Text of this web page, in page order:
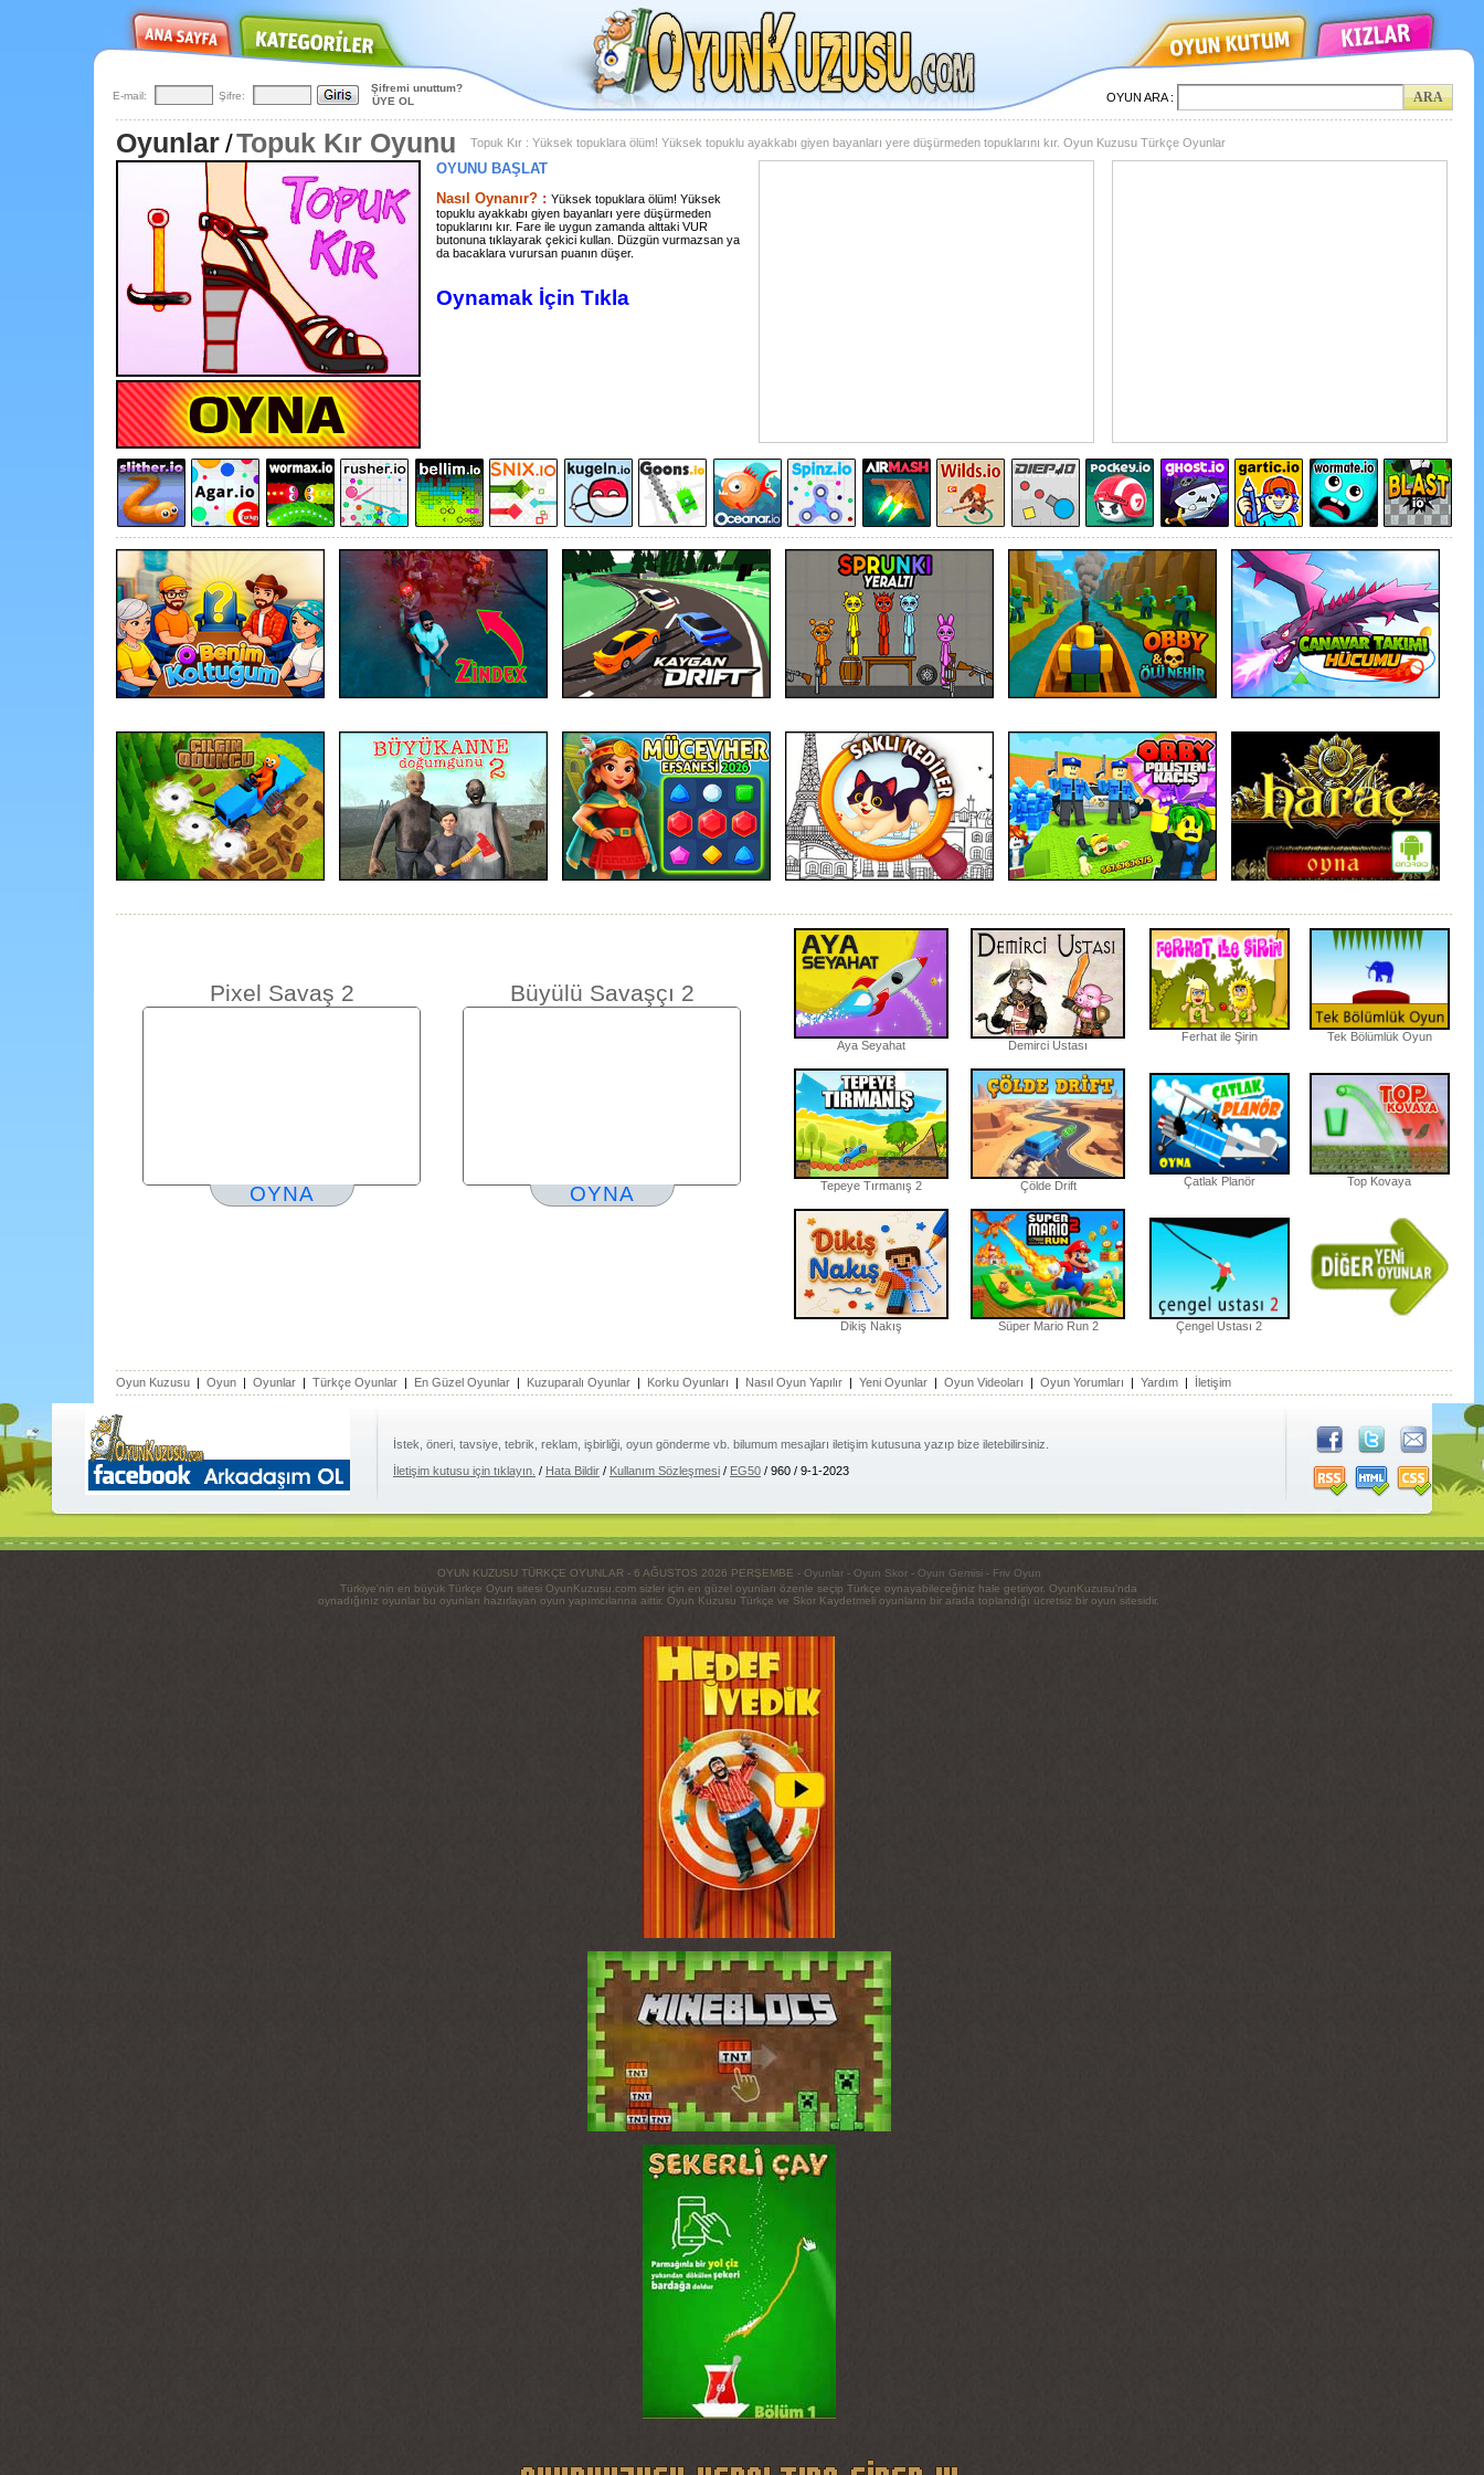
E-mail: Şifre: ÜYE OL
Şifremi unuttum?
OYUN ARA :
Oyunlar/Topuk Kır Oyunu Topuk Kır : Yüksek topuklara ölüm! Yüksek topuklu ayakkabı giyen bayanları yere düşürmeden topuklarını kır. Oyun Kuzusu Türkçe Oyunlar
OYUNU BAŞLAT
Nasıl Oynanır? : Yüksek topuklara ölüm! Yüksek
topuklu ayakkabı giyen bayanları yere düşürmeden
topuklarını kır. Fare ile uygun zamanda alttaki VUR
butonuna tıklayarak çekici kullan. Düzgün vurmazsan ya
da bacaklara vurursan puanın düşer.
Oynamak İçin Tıkla
Pixel Savaş 2
OYNA
Büyülü Savaşçı 2
OYNA
Aya Seyahat Demirci Ustası
Tepeye Tırmanış 2 Çölde Drift
Dikiş Nakış Süper Mario Run 2
Ferhat ile Şirin Tek Bölümlük Oyun
Çatlak Planör Top Kovaya
Çengel Ustası 2
Oyun Kuzusu | Oyun | Oyunlar | Türkçe Oyunlar | En Güzel Oyunlar | Kuzuparalı Oyunlar | Korku Oyunları | Nasıl Oyun Yapılır | Yeni Oyunlar | Oyun Videoları | Oyun Yorumları | Yardım | İletişim
İstek, öneri, tavsiye, tebrik, reklam, işbirliği, oyun gönderme vb. bilumum mesajları iletişim kutusuna yazıp bize iletebilirsiniz.
İletişim kutusu için tıklayın. / Hata Bildir / Kullanım Sözleşmesi / EG50 / 960 / 9-1-2023
OYUN KUZUSU TÜRKÇE OYUNLAR - 6 AĞUSTOS 2026 PERŞEMBE - Oyunlar- Oyun Skor- Oyun Gemisi- Friv Oyun
Türkiye'nin en büyük Türkçe Oyun sitesi OyunKuzusu.com sizler için en güzel oyunları özenle seçip Türkçe oynayabileceğiniz hale getiriyor. OyunKuzusu'nda
oynadığınız oyunlar bu oyunları hazırlayan oyun yapımcılarına aittir. Oyun Kuzusu Türkçe ve Skor Kaydetmeli oyunların bir arada toplandığı ücretsiz bir oyun sitesidir.